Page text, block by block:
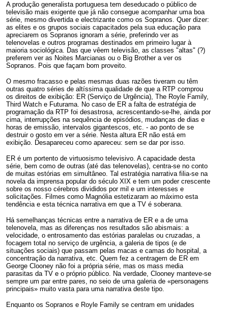
A produção generalista portuguesa tem deseducado o público de
televisão mais exigente que já não consegue acompanhar uma boa
série, mesmo divertida e electrizante como os Sopranos. Quer dizer:
as elites e os grupos sociais capacitados pela sua educação para
apreciarem os Sopranos ignoram a série, preferindo ver as
telenovelas e outros programas destinados em primeiro lugar à
maioria sociológica. Das que vêem televisão, as classes "altas" (?)
preferem ver as Noites Marcianas ou o Big Brother a ver os
Sopranos. Pois que façam bom proveito.
O mesmo fracasso e pelas mesmas duas razões tiveram ou têm
outras quatro séries de altíssima qualidade de que a RTP comprou
os direitos de exibição: ER (Serviço de Urgência), The Royle Family,
Third Watch e Futurama. No caso de ER a falta de estratégia de
programação da RTP foi desastrosa, acrescentando-se-lhe, ainda por
cima, interrupções na sequência de episódios, mudanças de dias e
horas de emissão, intervalos gigantescos, etc. - ao ponto de se
destruir o gosto em ver a série. Nesta altura ER não está em
exibição. Desapareceu como apareceu: sem se dar por isso.
ER é um portento de virtuosismo televisivo. A capacidade desta
série, bem como de outras (até das telenovelas), centra-se no conto
de muitas estórias em simultâneo. Tal estratégia narrativa filia-se na
novela da imprensa popular do século XIX e tem um poder crescente
sobre os nosso cérebros divididos por mil e um interesses e
solicitações. Filmes como Magnólia estetizaram ao máximo esta
tendência e esta técnica narrativa em que a TV é soberana.
Há semelhanças técnicas entre a narrativa de ER e a de uma
telenovela, mas as diferenças nos resultados são abismais: a
velocidade, o entrosamento das estórias paralelas ou cruzadas, a
focagem total no serviço de urgência, a galeria de tipos (e de
situações sociais) que passam pelas macas e camas do hospital, a
concentração da narrativa, etc. Quem fez a centragem de ER em
George Clooney não foi a própria série, mas os mass media
parasitas da TV e o próprio público. Na verdade, Clooney manteve-se
sempre um par entre pares, no seio de uma galeria de «personagens
principais» muito vasta para uma narrativa deste tipo.
Enquanto os Sopranos e Royle Family se centram em unidades